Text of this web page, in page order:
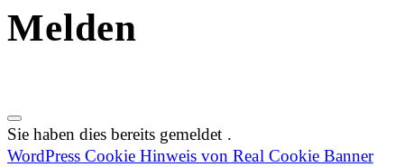
Melden
Sie haben dies bereits gemeldet .
WordPress Cookie Hinweis von Real Cookie Banner